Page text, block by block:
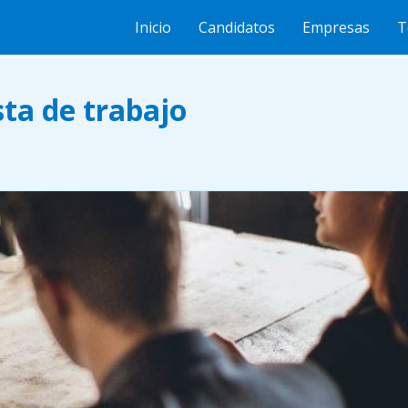
Inicio Candidatos Empresas
de trabajo